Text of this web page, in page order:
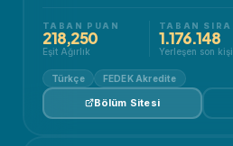
TABAN PUAN
218,250
Eşit Ağırlık
1.176.148
Yerleşen son kişi
Türkçe FEDEK Akredite
Bölüm Sitesi